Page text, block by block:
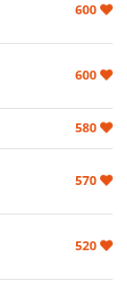
600
600
580
570
520